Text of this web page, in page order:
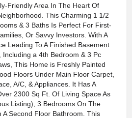
Friendly Area In The Heart Of
This Charming 1 1/2
& 3 Baths Is Perfect For First-
Or Savvy Investors. With A
Leading To A Finished Basement
Including a 4th Bedroom & 3 Pc
This Home is Freshly Painted
Floors Under Main Floor Carpet,
A/C, & Appliances. It Has A
2300 Sq Ft. Of Living Space As
Listing), 3 Bedrooms On The
A Second Floor Bathroom. This